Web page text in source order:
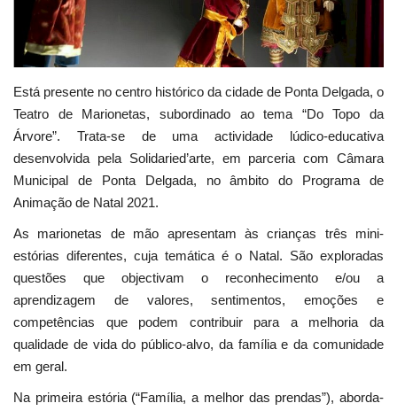
Ficha técnica
Lazer
Está presente no centro histórico da cidade de Ponta Delgada, o
Teatro de Marionetas, subordinado ao tema “Do Topo da
Árvore”. Trata-se de uma actividade lúdico-educativa
desenvolvida pela Solidaried’arte, em parceria com Câmara
Municipal de Ponta Delgada, no âmbito do Programa de
Animação de Natal 2021.
As marionetas de mão apresentam às crianças três mini-
estórias diferentes, cuja temática é o Natal. São exploradas
questões que objectivam o reconhecimento e/ou a
aprendizagem de valores, sentimentos, emoções e
competências que podem contribuir para a melhoria da
qualidade de vida do público-alvo, da família e da comunidade
em geral.
Na primeira estória (“Família, a melhor das prendas”), aborda-